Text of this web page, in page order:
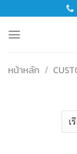
content
หน้าหลัก /